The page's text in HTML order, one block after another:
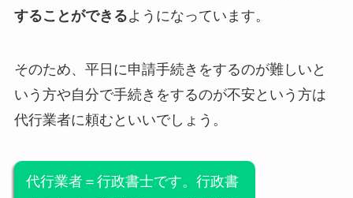
することができるようになっています。
そのため、平日に申請手続きをするのが難しいと
いう方や自分で手続きをするのが不安という方は
代行業者に頼むといいでしょう。
代行業者＝行政書士です。行政書